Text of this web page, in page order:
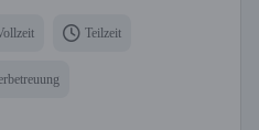
Teilzeit